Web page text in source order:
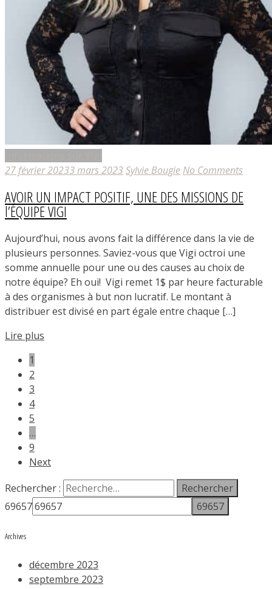
27 février 20233 mars 2023Sylvie Bougie No Comments
AVOIR UN IMPACT POSITIF, UNE DES MISSIONS DE
l’ÉQUIPE VIGI
Aujourd’hui, nous avons fait la différence dans la vie de
plusieurs personnes. Saviez-vous que Vigi octroi une
somme annuelle pour une ou des causes au choix de
notre équipe? Eh oui! Vigi remet 1$ par heure facturable
à des organismes à but non lucratif. Le montant à
distribuer est divisé en part égale entre chaque […]
Lire plus
1
2
3
4
5
…
9
Next
Rechercher :
69657
Archives
décembre 2023
septembre 2023